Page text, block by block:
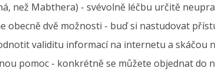
než Mabthera) - svévolně léčbu určitě
dvě možnosti - buď si nastudovat
validitu informací na internetu a skáčou
pomoc - konkrétně se můžete objednat do